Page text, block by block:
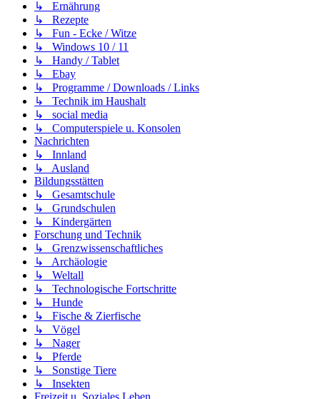
↳ Ernährung
↳ Rezepte
↳ Fun - Ecke / Witze
↳ Windows 10 / 11
↳ Handy / Tablet
↳ Ebay
↳ Programme / Downloads / Links
↳ Technik im Haushalt
↳ social media
↳ Computerspiele u. Konsolen
Nachrichten
↳ Innland
↳ Ausland
Bildungsstätten
↳ Gesamtschule
↳ Grundschulen
↳ Kindergärten
Forschung und Technik
↳ Grenzwissenschaftliches
↳ Archäologie
↳ Weltall
↳ Technologische Fortschritte
↳ Hunde
↳ Fische & Zierfische
↳ Vögel
↳ Nager
↳ Pferde
↳ Sonstige Tiere
↳ Insekten
Freizeit u. Soziales Leben